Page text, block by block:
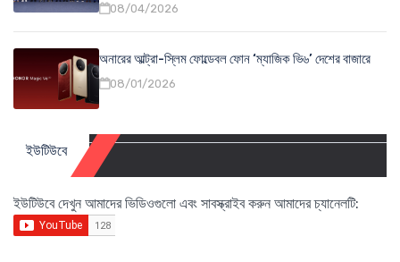
08/04/2026
অনারের আল্ট্রা-স্লিম ফোল্ডেবল ফোন ‘ম্যাজিক ভি৬’ দেশের বাজারে
08/01/2026
ইউটিউবে
ইউটিউবে দেখুন আমাদের ভিডিওগুলো এবং সাবস্ক্রাইব করুন আমাদের চ্যানেলটি: